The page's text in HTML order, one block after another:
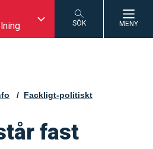
SÖK MENY
Fackligt-politiskt
fast